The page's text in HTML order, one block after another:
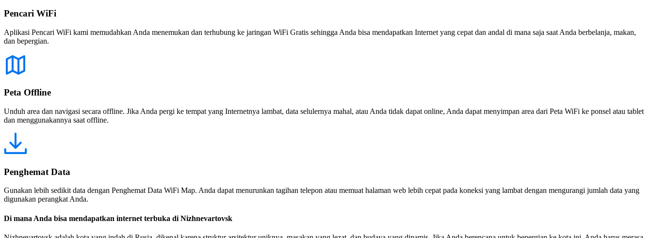
Pencari WiFi
Aplikasi Pencari WiFi kami memudahkan Anda menemukan dan terhubung ke jaringan WiFi Gratis sehingga Anda bisa mendapatkan Internet yang cepat dan andal di mana saja saat Anda berbelanja, makan,
dan bepergian.
Peta Offline
Unduh area dan navigasi secara offline. Jika Anda pergi ke tempat yang Internetnya lambat, data selulernya mahal, atau Anda tidak dapat online, Anda dapat menyimpan area dari Peta WiFi ke ponsel atau tablet
dan menggunakannya saat offline.
Penghemat Data
Gunakan lebih sedikit data dengan Penghemat Data WiFi Map. Anda dapat menurunkan tagihan telepon atau memuat halaman web lebih cepat pada koneksi yang lambat dengan mengurangi jumlah data yang
digunakan perangkat Anda.
Di mana Anda bisa mendapatkan internet terbuka di Nizhnevartovsk